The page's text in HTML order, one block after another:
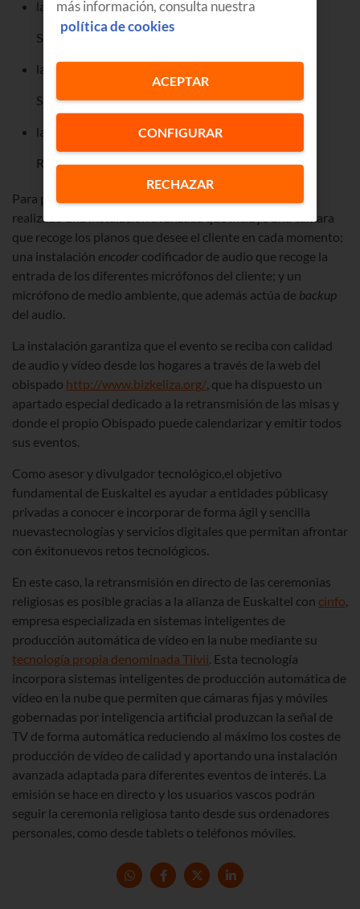
la celebración de la Pasión del
Señor del Viernes Santo (17.00)
la Vigilia Pascual en la Noche del
Sábado Santo (22.30)
la misa del Domingo de
Resurrección (12.00 horas)
Para poder llevar a cabo estas retransmisiones, se ha
realizado una instalación avanzada que incluye una cámara
que recoge los planos que desee el cliente en cada momento;
una instalación encoder codificador de audio que recoge la
entrada de los diferentes micrófonos del cliente; y un
micrófono de medio ambiente, que además actúa de backup
del audio.
La instalación garantiza que el evento se reciba con calidad
de audio y vídeo desde los hogares a través de la web del
obispado http://www.bizkeliza.org/, que ha dispuesto un
apartado especial dedicado a la retransmisión de las misas y
donde el propio Obispado puede calendarizar y emitir todos
sus eventos.
Como asesor y divulgador tecnológico,el objetivo
fundamental de Euskaltel es ayudar a entidades públicasy
privadas a conocer e incorporar de forma ágil y sencilla
nuevastecnologías y servicios digitales que permitan afrontar
con éxitonuevos retos tecnológicos.
En este caso, la retransmisión en directo de las ceremonias
religiosas es posible gracias a la alianza de Euskaltel con cinfo,
empresa especializada en sistemas inteligentes de
producción automática de vídeo en la nube mediante su
tecnología propia denominada Tiivii. Esta tecnología
incorpora sistemas inteligentes de producción automática de
vídeo en la nube que permiten que cámaras fijas y móviles
gobernadas por inteligencia artificial produzcan la señal de
TV de forma automática reduciendo al máximo los costes de
producción de vídeo de calidad y aportando una instalación
avanzada adaptada para diferentes eventos de interés. La
emisión se hace en directo y los usuarios vascos podrán
seguir la ceremonia religiosa tanto desde sus ordenadores
personales, como desde tablets o teléfonos móviles.
más información, consulta nuestra
política de cookies
CONFIGURAR
RECHAZAR
ACEPTAR